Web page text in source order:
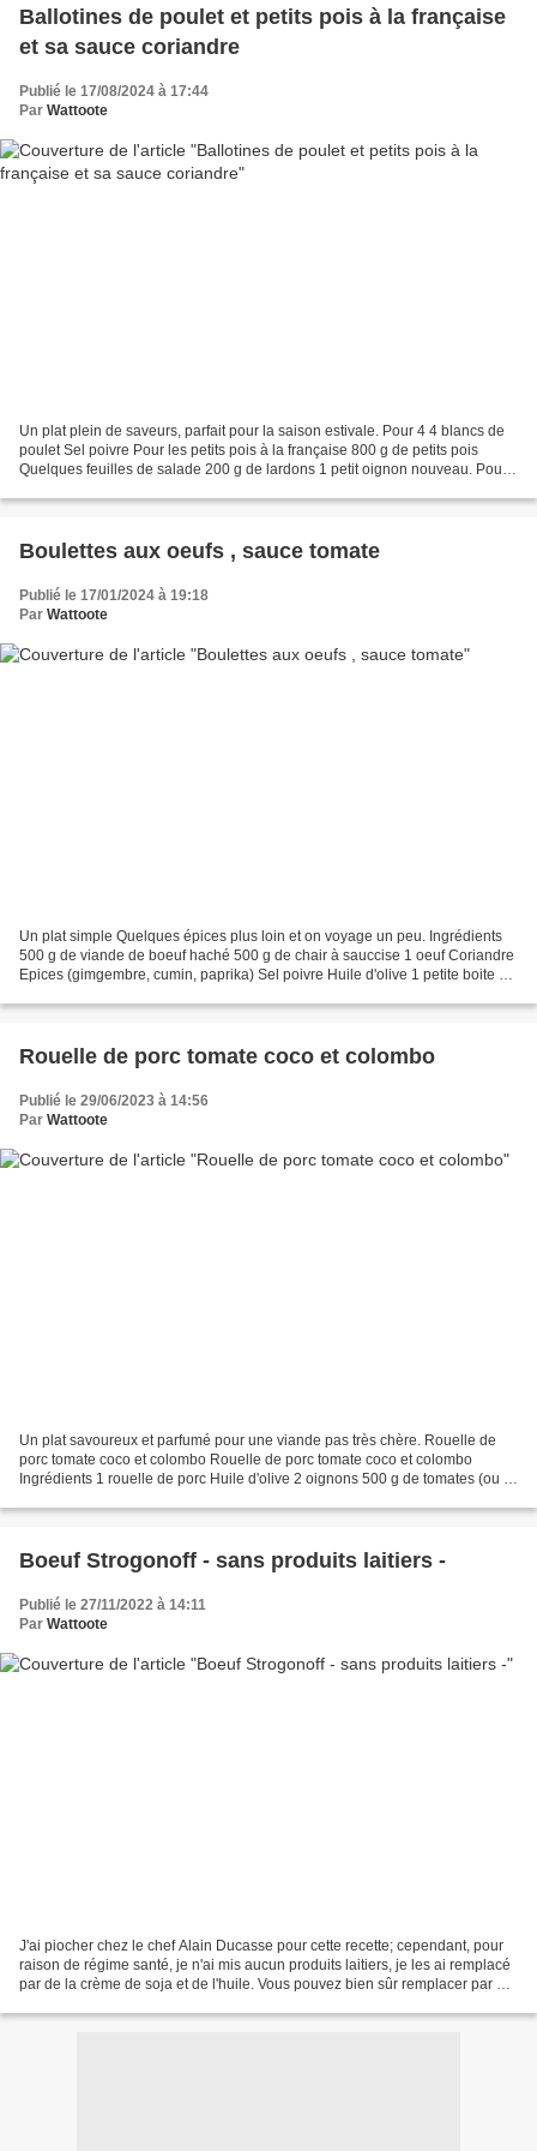
Ballotines de poulet et petits pois à la française
et sa sauce coriandre
Publié le 17/08/2024 à 17:44
Par Wattoote
Un plat plein de saveurs, parfait pour la saison estivale. Pour 4 4 blancs de
poulet Sel poivre Pour les petits pois à la française 800 g de petits pois
Quelques feuilles de salade 200 g de lardons 1 petit oignon nouveau. Pour
Boulettes aux oeufs , sauce tomate
Publié le 17/01/2024 à 19:18
Par Wattoote
Un plat simple Quelques épices plus loin et on voyage un peu. Ingrédients
500 g de viande de boeuf haché 500 g de chair à sauccise 1 oeuf Coriandre
Epices (gimgembre, cumin, paprika) Sel poivre Huile d'olive 1 petite boite de
Rouelle de porc tomate coco et colombo
Publié le 29/06/2023 à 14:56
Par Wattoote
Un plat savoureux et parfumé pour une viande pas très chère. Rouelle de
porc tomate coco et colombo Rouelle de porc tomate coco et colombo
Ingrédients 1 rouelle de porc Huile d'olive 2 oignons 500 g de tomates (ou 1
Boeuf Strogonoff - sans produits laitiers -
Publié le 27/11/2022 à 14:11
Par Wattoote
J'ai piocher chez le chef Alain Ducasse pour cette recette; cependant, pour
raison de régime santé, je n'ai mis aucun produits laitiers, je les ai remplacé
par de la crème de soja et de l'huile. Vous pouvez bien sûr remplacer par du